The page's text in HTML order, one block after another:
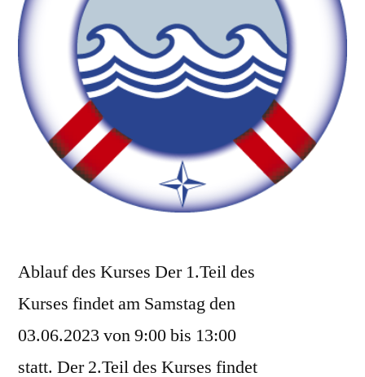
Ablauf des Kurses Der 1.Teil des
Kurses findet am Samstag den
03.06.2023 von 9:00 bis 13:00
statt. Der 2.Teil des Kurses findet